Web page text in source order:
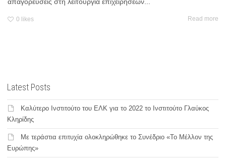
0 likes Read more
Latest Posts
Καλύτερο Ινστιτούτο του ΕΛΚ για το 2022 το Ινστιτούτο Γλαύκος
Κληρίδης
Με τεράστια επιτυχία ολοκληρώθηκε το Συνέδριο «Το Μέλλον της
Ευρώπης»